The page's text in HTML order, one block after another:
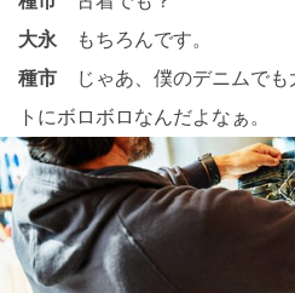
大永 もちろんです。
種市 じゃあ、僕のデニムで
トにボロボロなんだよなぁ。